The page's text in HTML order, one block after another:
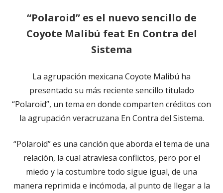
“Polaroid” es el nuevo sencillo de
Coyote Malibú feat En Contra del
Sistema
La agrupación mexicana Coyote Malibú ha
presentado su más reciente sencillo titulado
“Polaroid”, un tema en donde comparten créditos con
la agrupación veracruzana En Contra del Sistema.
“Polaroid” es una canción que aborda el tema de una
relación, la cual atraviesa conflictos, pero por el
miedo y la costumbre todo sigue igual, de una
manera reprimida e incómoda, al punto de llegar a la